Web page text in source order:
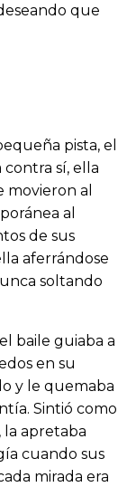
que
pista, el
sí, ella
movieron al
al
de sus
aferrándose
soltando
baile guiaba a
en su
y le quemaba
Sintió como
la apretaba
cuando sus
mirada era